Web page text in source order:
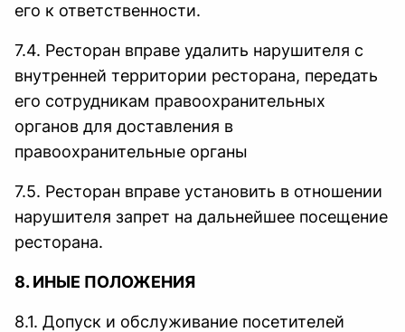
его к ответственности.
7.4. Ресторан вправе удалить нарушителя с
внутренней территории ресторана, передать
его сотрудникам правоохранительных
органов для доставления в
правоохранительные органы
7.5. Ресторан вправе установить в отношении
нарушителя запрет на дальнейшее посещение
ресторана.
8. ИНЫЕ ПОЛОЖЕНИЯ
8.1. Допуск и обслуживание посетителей